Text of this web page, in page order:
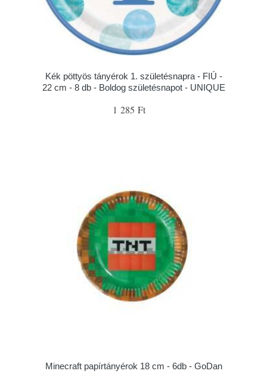
Kék pöttyös tányérok 1. születésnapra - FIÚ -
22 cm - 8 db - Boldog születésnapot - UNIQUE
1 285 Ft
Minecraft papírtányérok 18 cm - 6db - GoDan